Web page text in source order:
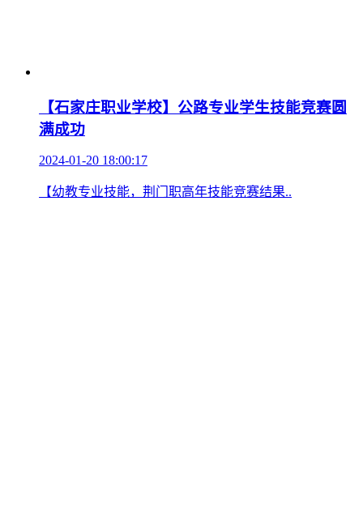
【石家庄职业学校】公路专业学生技能竞赛圆
满成功
2024-01-20 18:00:17
【幼教专业技能，荆门职高年技能竞赛结果..